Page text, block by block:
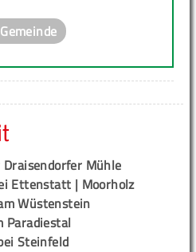
Mühle
Ettenstatt | Moorholz
Wüstenstein
Paradiestal
Steinfeld